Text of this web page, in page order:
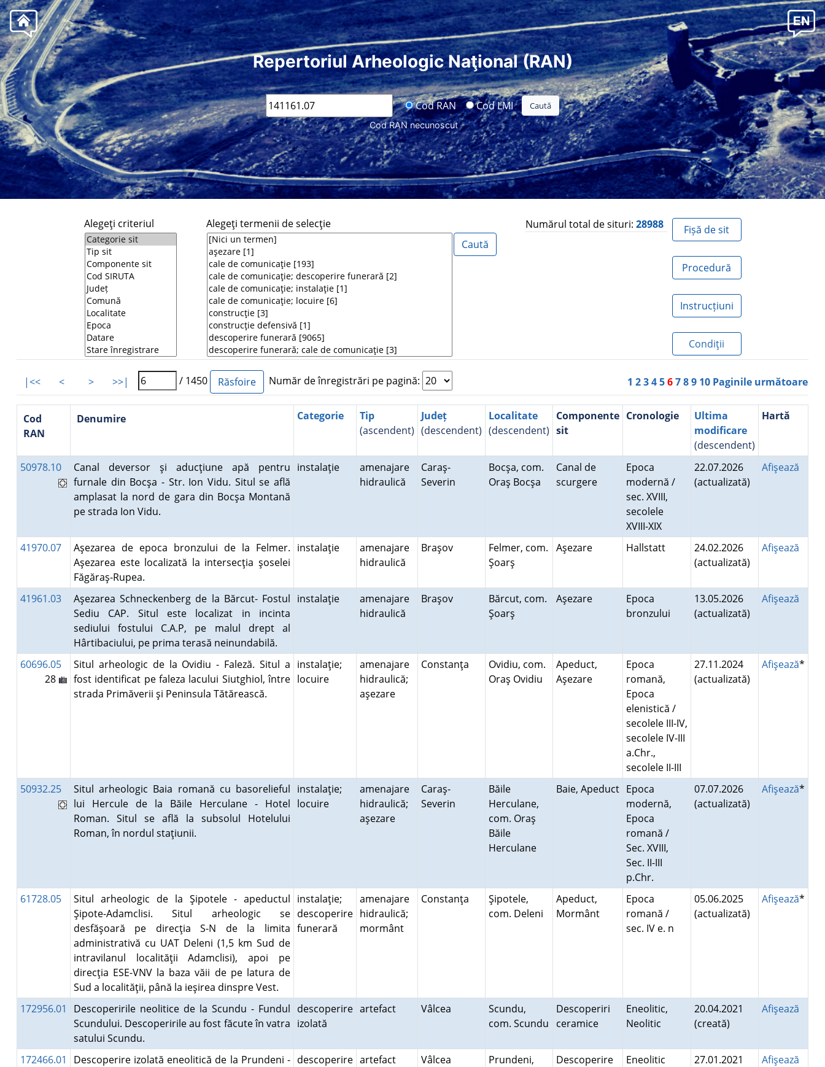
Repertoriul Arheologic Naţional (RAN)
Cod RAN Cod LMI
Cod RAN necunoscut
Alegeţi criteriul Alegeţi termenii de selecţie Numărul total de situri: 28988 Fișă de sit
Procedură
Instrucțiuni
Condiţii
|<< < > >>| / 1450 Număr de înregistrări pe pagină: 1 23456789 10 Paginile următoare
Cod
RAN
Denumire Categorie
Tip
(ascendent)
Județ
(descendent)
Localitate
(descendent)
Componente
sit
Cronologie
Ultima
modificare
(descendent)
Hartă
50978.10
Canal deversor şi aducţiune apă pentru
furnale din Bocşa - Str. Ion Vidu. Situl se află
amplasat la nord de gara din Bocşa Montană
pe strada Ion Vidu.
instalaţie
amenajare
hidraulică
Caraş-
Severin
Bocşa, com.
Oraş Bocşa
Canal de
scurgere
Epoca
modernă /
sec. XVIII,
secolele
XVIII-XIX
22.07.2026
(actualizată)
Afişează
41970.07
Aşezarea de epoca bronzului de la Felmer.
Aşezarea este localizată la intersecţia şoselei
Făgăraş-Rupea.
instalaţie
amenajare
hidraulică
Braşov
Felmer, com.
Şoarş
Aşezare Hallstatt
24.02.2026
(actualizată)
Afişează
41961.03
Aşezarea Schneckenberg de la Bărcut- Fostul
Sediu CAP. Situl este localizat in incinta
sediului fostului C.A.P, pe malul drept al
Hârtibaciului, pe prima terasă neinundabilă.
instalaţie
amenajare
hidraulică
Braşov
Bărcut, com.
Şoarş
Aşezare
Epoca
bronzului
13.05.2026
(actualizată)
Afişează
60696.05
28
Situl arheologic de la Ovidiu - Faleză. Situl a
fost identificat pe faleza lacului Siutghiol, între
strada Primăverii şi Peninsula Tătărească.
instalaţie;
locuire
amenajare
hidraulică;
aşezare
Constanţa
Ovidiu, com.
Oraş Ovidiu
Apeduct,
Aşezare
Epoca
romană,
Epoca
elenistică /
secolele III-IV,
secolele IV-III
a.Chr.,
secolele II-III
27.11.2024
(actualizată)
Afişează*
50932.25
Situl arheologic Baia romană cu basorelieful
lui Hercule de la Băile Herculane - Hotel
Roman. Situl se află la subsolul Hotelului
Roman, în nordul staţiunii.
instalaţie;
locuire
amenajare
hidraulică;
aşezare
Caraş-
Severin
Băile
Herculane,
com. Oraş
Băile
Herculane
Baie, Apeduct Epoca
modernă,
Epoca
romană /
Sec. XVIII,
Sec. II-III
p.Chr.
07.07.2026
(actualizată)
Afişează*
61728.05
Situl arheologic de la Şipotele - apeductul
Şipote-Adamclisi. Situl arheologic se
desfăşoară pe direcţia S-N de la limita
administrativă cu UAT Deleni (1,5 km Sud de
intravilanul localităţii Adamclisi), apoi pe
direcţia ESE-VNV la baza văii de pe latura de
Sud a localităţii, până la ieşirea dinspre Vest.
instalaţie;
descoperire
funerară
amenajare
hidraulică;
mormânt
Constanţa
Şipotele,
com. Deleni
Apeduct,
Mormânt
Epoca
romană /
sec. IV e. n
05.06.2025
(actualizată)
Afişează*
172956.01
Descoperirile neolitice de la Scundu - Fundul
Scundului. Descoperirile au fost făcute în vatra
satului Scundu.
descoperire
izolată
artefact Vâlcea
Scundu,
com. Scundu
Descoperiri
ceramice
Eneolitic,
Neolitic
20.04.2021
(creată)
Afişează
172466.01
Descoperire izolată eneolitică de la Prundeni - descoperire artefact Vâlcea
Prundeni,
Descoperire
Eneolitic
27.01.2021
Afişează